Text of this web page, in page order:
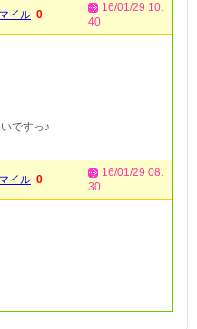
イル 0
16/01/29 10:
40
ですっ♪
イル 0
16/01/29 08:
30